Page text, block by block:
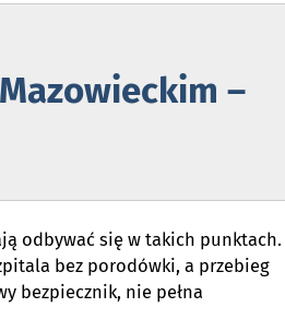
–
odbywać się w takich punktach.
bez porodówki, a przebieg
bezpiecznik, nie pełna